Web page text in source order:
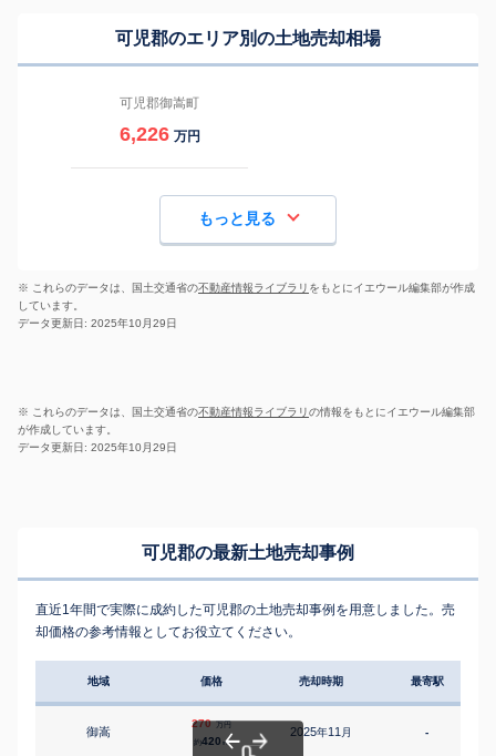
可児郡のエリア別の土地売却相場
可児郡御嵩町
6,226 万円
もっと見る
※ これらのデータは、国土交通省の不動産情報ライブラリ をもとにイエウール編集部が作成
しています。
データ更新日: 2025年10月29日
※ これらのデータは、国土交通省の不動産情報ライブラリの情報をもとにイエウール編集部
が作成しています。
データ更新日: 2025年10月29日
可児郡の最新土地売却事例
直近1年間で実際に成約した可児郡の土地売却事例を用意しました。売
却価格の参考情報としてお役立てください。
地域 価格 売却時期 最寄駅
御嵩
270 万円
約420 ㎡
2025年11 月 -